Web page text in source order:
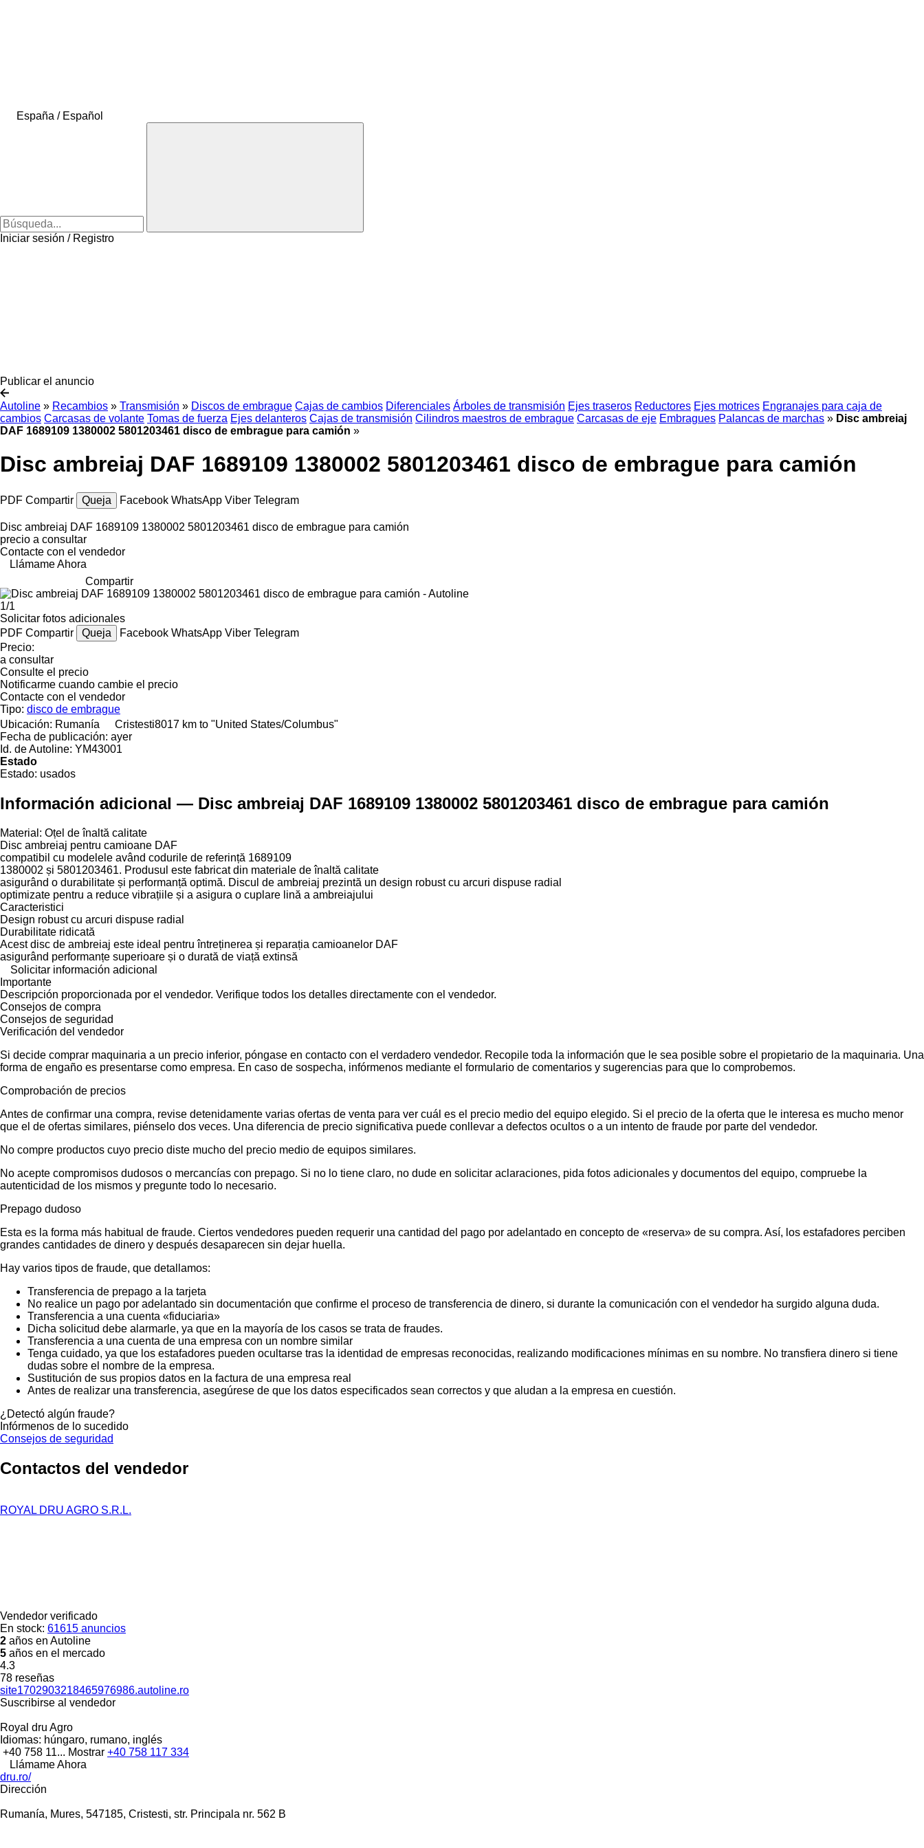
España / Español
Iniciar sesión / Registro
Publicar el anuncio
Autoline » Recambios » Transmisión » Discos de embrague Cajas de cambios Diferenciales Árboles de transmisión Ejes traseros Reductores Ejes motrices Engranajes para caja de
cambios Carcasas de volante Tomas de fuerza Ejes delanteros Cajas de transmisión Cilindros maestros de embrague Carcasas de eje Embragues Palancas de marchas » Disc ambreiaj
DAF 1689109 1380002 5801203461 disco de embrague para camión »
Disc ambreiaj DAF 1689109 1380002 5801203461 disco de embrague para camión
PDF Compartir Queja Facebook WhatsApp Viber Telegram
Disc ambreiaj DAF 1689109 1380002 5801203461 disco de embrague para camión
precio a consultar
Contacte con el vendedor
Llámame Ahora
Compartir
1/1
Solicitar fotos adicionales
PDF Compartir Queja Facebook WhatsApp Viber Telegram
Precio:
a consultar
Consulte el precio
Notificarme cuando cambie el precio
Contacte con el vendedor
Tipo: disco de embrague
Ubicación: Rumanía Cristesti8017 km to "United States/Columbus"
Fecha de publicación: ayer
Id. de Autoline: YM43001
Estado
Estado: usados
Información adicional — Disc ambreiaj DAF 1689109 1380002 5801203461 disco de embrague para camión
Material: Oțel de înaltă calitate
Disc ambreiaj pentru camioane DAF
compatibil cu modelele având codurile de referință 1689109
1380002 și 5801203461. Produsul este fabricat din materiale de înaltă calitate
asigurând o durabilitate și performanță optimă. Discul de ambreiaj prezintă un design robust cu arcuri dispuse radial
optimizate pentru a reduce vibrațiile și a asigura o cuplare lină a ambreiajului
Caracteristici
Design robust cu arcuri dispuse radial
Durabilitate ridicată
Acest disc de ambreiaj este ideal pentru întreținerea și reparația camioanelor DAF
asigurând performanțe superioare și o durată de viață extinsă
Solicitar información adicional
Importante
Descripción proporcionada por el vendedor. Verifique todos los detalles directamente con el vendedor.
Consejos de compra
Consejos de seguridad
Verificación del vendedor
Si decide comprar maquinaria a un precio inferior, póngase en contacto con el verdadero vendedor. Recopile toda la información que le sea posible sobre el propietario de la maquinaria. Una
forma de engaño es presentarse como empresa. En caso de sospecha, infórmenos mediante el formulario de comentarios y sugerencias para que lo comprobemos.
Comprobación de precios
Antes de confirmar una compra, revise detenidamente varias ofertas de venta para ver cuál es el precio medio del equipo elegido. Si el precio de la oferta que le interesa es mucho menor
que el de ofertas similares, piénselo dos veces. Una diferencia de precio significativa puede conllevar a defectos ocultos o a un intento de fraude por parte del vendedor.
No compre productos cuyo precio diste mucho del precio medio de equipos similares.
No acepte compromisos dudosos o mercancías con prepago. Si no lo tiene claro, no dude en solicitar aclaraciones, pida fotos adicionales y documentos del equipo, compruebe la
autenticidad de los mismos y pregunte todo lo necesario.
Prepago dudoso
Esta es la forma más habitual de fraude. Ciertos vendedores pueden requerir una cantidad del pago por adelantado en concepto de «reserva» de su compra. Así, los estafadores perciben
grandes cantidades de dinero y después desaparecen sin dejar huella.
Hay varios tipos de fraude, que detallamos:
Transferencia de prepago a la tarjeta
No realice un pago por adelantado sin documentación que confirme el proceso de transferencia de dinero, si durante la comunicación con el vendedor ha surgido alguna duda.
Transferencia a una cuenta «fiduciaria»
Dicha solicitud debe alarmarle, ya que en la mayoría de los casos se trata de fraudes.
Transferencia a una cuenta de una empresa con un nombre similar
Tenga cuidado, ya que los estafadores pueden ocultarse tras la identidad de empresas reconocidas, realizando modificaciones mínimas en su nombre. No transfiera dinero si tiene
dudas sobre el nombre de la empresa.
Sustitución de sus propios datos en la factura de una empresa real
Antes de realizar una transferencia, asegúrese de que los datos especificados sean correctos y que aludan a la empresa en cuestión.
¿Detectó algún fraude?
Infórmenos de lo sucedido
Consejos de seguridad
Contactos del vendedor
ROYAL DRU AGRO S.R.L.
Vendedor verificado
En stock: 61615 anuncios
2 años en Autoline
5 años en el mercado
4.3
78 reseñas
site1702903218465976986.autoline.ro
Suscribirse al vendedor
Royal dru Agro
Idiomas: húngaro, rumano, inglés
+40 758 11... Mostrar +40 758 117 334
Llámame Ahora
dru.ro/
Dirección
Rumanía, Mures, 547185, Cristesti, str. Principala nr. 562 B